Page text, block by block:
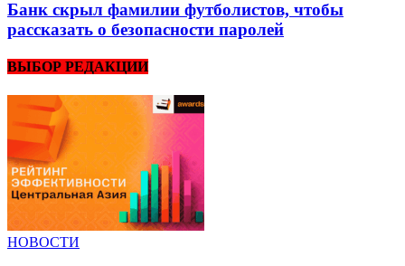
Банк скрыл фамилии футболистов, чтобы
рассказать о безопасности паролей
ВЫБОР РЕДАКЦИИ
НОВОСТИ